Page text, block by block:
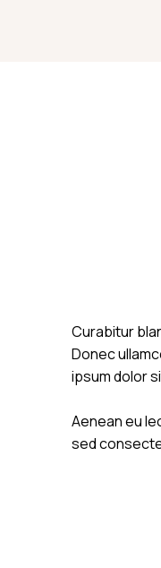
Curabitur
Donec
ipsum dolor
Aenean eu
sed